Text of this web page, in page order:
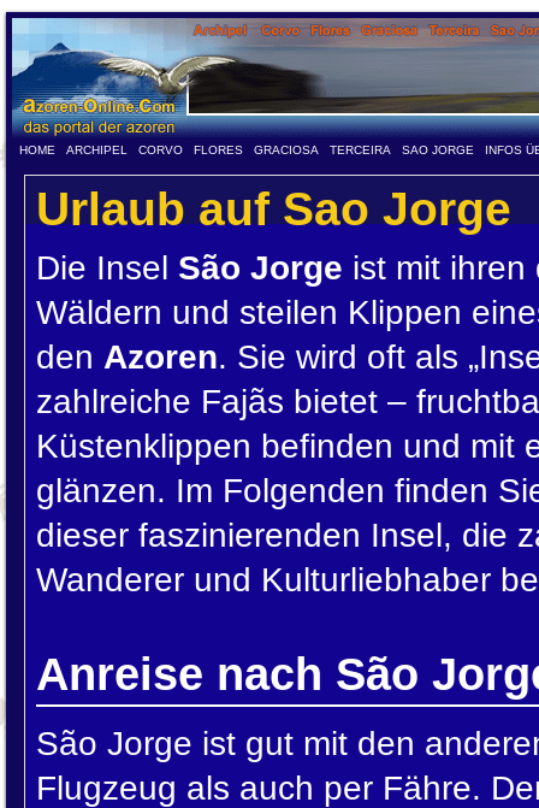
HOME ARCHIPEL CORVO FLORES GRACIOSA TERCEIRA SAO JORGE INFOS
Urlaub auf Sao Jorge
Die Insel São Jorge ist mit
Wäldern und steilen Klippen
den Azoren. Sie wird oft als
zahlreiche Fajãs bietet –
Küstenklippen befinden und mit
glänzen. Im Folgenden finden
dieser faszinierenden Insel, die
Wanderer und Kulturliebhaber
Anreise nach São
São Jorge ist gut mit den
Flugzeug als auch per Fähre.